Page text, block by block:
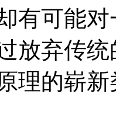
有可能
放弃传
理的崭